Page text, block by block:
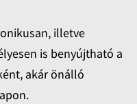
illetve
is benyújtható a
akár önálló